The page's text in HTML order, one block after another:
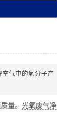
气中的氧分子产
量。 光氧废气净